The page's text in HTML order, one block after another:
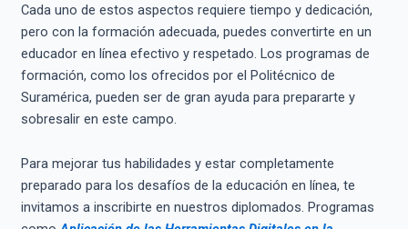
Cada uno de estos aspectos requiere tiempo y dedicación,
pero con la formación adecuada, puedes convertirte en un
educador en línea efectivo y respetado. Los programas de
formación, como los ofrecidos por el Politécnico de
Suramérica, pueden ser de gran ayuda para prepararte y
sobresalir en este campo.
Para mejorar tus habilidades y estar completamente
preparado para los desafíos de la educación en línea, te
invitamos a inscribirte en nuestros diplomados. Programas